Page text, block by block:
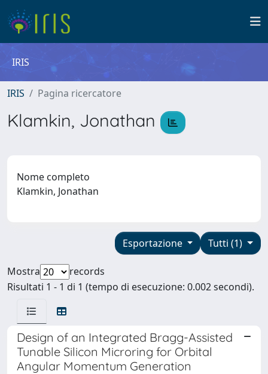
IRIS
IRIS Pagina ricercatore
Klamkin, Jonathan
Nome completo
Klamkin, Jonathan
Tutti (1)
Esportazione
Mostra
records
Risultati 1 - 1 di 1 (tempo di esecuzione: 0.002 secondi).
Design of an Integrated Bragg-Assisted
Tunable Silicon Microring for Orbital
Angular Momentum Generation